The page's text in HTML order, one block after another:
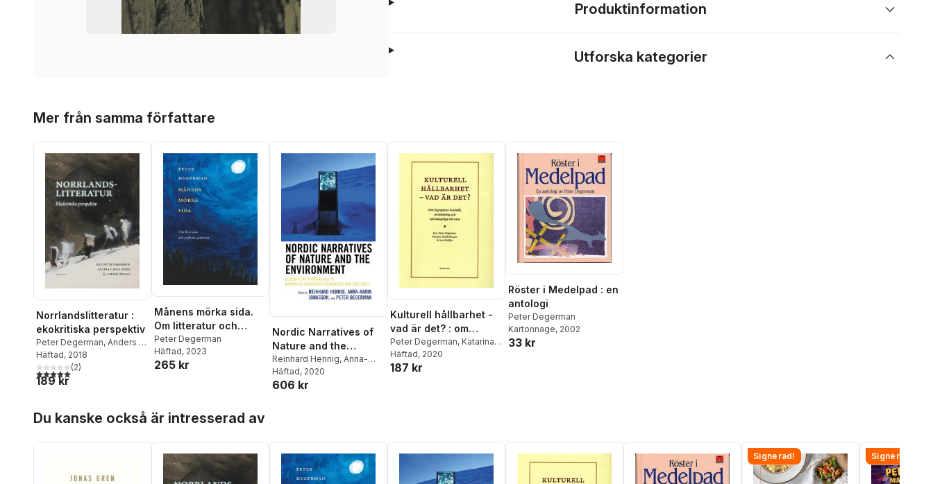
Produktinformation
Utforska kategorier
Mer från samma författare
Norrlandslitteratur :
ekokritiska perspektiv
Peter Degerman, Anders E.
Johansson,Anders Öhman
Gustav Borsgård
Brännström Öhman
Wikström,Anna-Karin
Lindgren,Erik van Ooijen,
Häftad, 2018
5,0utav 5 stjärnor. Totalt antal röster:
(2)
189 kr
Månens mörka sida.
Om litteratur och
psykisk sjukdom
Peter Degerman
Häftad, 2023
265 kr
Nordic Narratives of
Nature and the
Environment
Reinhard Hennig, Anna-
Karin Jonasson
Degerman
Häftad, 2020
606 kr
Kulturell hållbarhet -
vad är det? : om
begreppets innehåll,
användning och
vetenskapliga
Peter Degerman, Katarina
Giritli Nygren
Häftad, 2020
187 kr
Röster i Medelpad : en
antologi
Peter Degerman
Kartonnage, 2002
33 kr
Du kanske också är intresserad av
Signerad! Signerad!